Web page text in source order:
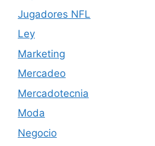
Jugadores NFL
Ley
Marketing
Mercadeo
Mercadotecnia
Moda
Negocio